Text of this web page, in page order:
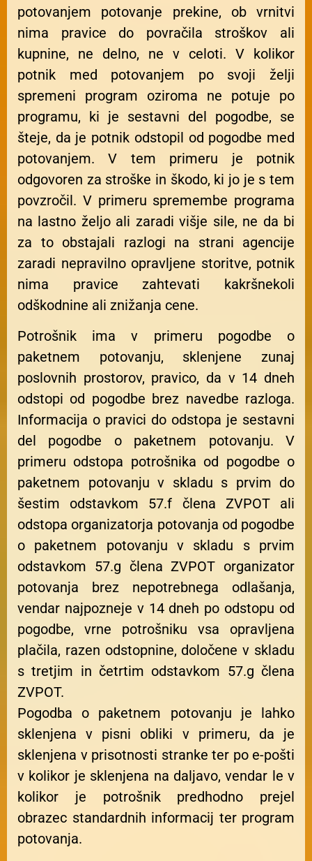
potovanjem potovanje prekine, ob vrnitvi
nima pravice do povračila stroškov ali
kupnine, ne delno, ne v celoti. V kolikor
potnik med potovanjem po svoji želji
spremeni program oziroma ne potuje po
programu, ki je sestavni del pogodbe, se
šteje, da je potnik odstopil od pogodbe med
potovanjem. V tem primeru je potnik
odgovoren za stroške in škodo, ki jo je s tem
povzročil. V primeru spremembe programa
na lastno željo ali zaradi višje sile, ne da bi
za to obstajali razlogi na strani agencije
zaradi nepravilno opravljene storitve, potnik
nima pravice zahtevati kakršnekoli
odškodnine ali znižanja cene.
Potrošnik ima v primeru pogodbe o
paketnem potovanju, sklenjene zunaj
poslovnih prostorov, pravico, da v 14 dneh
odstopi od pogodbe brez navedbe razloga.
Informacija o pravici do odstopa je sestavni
del pogodbe o paketnem potovanju. V
primeru odstopa potrošnika od pogodbe o
paketnem potovanju v skladu s prvim do
šestim odstavkom 57.f člena ZVPOT ali
odstopa organizatorja potovanja od pogodbe
o paketnem potovanju v skladu s prvim
odstavkom 57.g člena ZVPOT organizator
potovanja brez nepotrebnega odlašanja,
vendar najpozneje v 14 dneh po odstopu od
pogodbe, vrne potrošniku vsa opravljena
plačila, razen odstopnine, določene v skladu
s tretjim in četrtim odstavkom 57.g člena
ZVPOT.
Pogodba o paketnem potovanju je lahko
sklenjena v pisni obliki v primeru, da je
sklenjena v prisotnosti stranke ter po e-pošti
v kolikor je sklenjena na daljavo, vendar le v
kolikor je potrošnik predhodno prejel
obrazec standardnih informacij ter program
potovanja.